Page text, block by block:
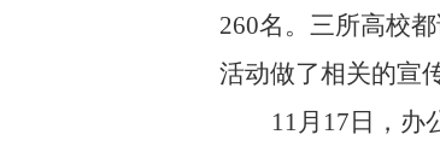
260名。三所高校
活动做了相关的宣
11月 17 日，办